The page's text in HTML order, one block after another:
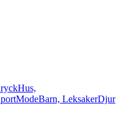
Hus,
ModeBarn, LeksakerDjur